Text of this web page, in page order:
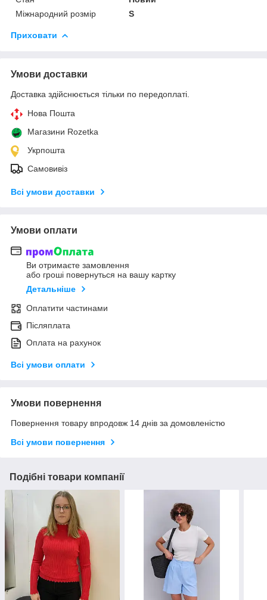
Міжнародний розмір
S
Приховати
Умови доставки
Доставка здійснюється тільки по передоплаті.
Нова Пошта
Магазини Rozetka
Укрпошта
Самовивіз
Всі умови доставки
Умови оплати
Ви отримаєте замовлення
або гроші повернуться на вашу картку
Детальніше
Оплатити частинами
Післяплата
Оплата на рахунок
Всі умови оплати
Умови повернення
Повернення товару впродовж 14 днів за домовленістю
Всі умови повернення
Подібні товари компанії